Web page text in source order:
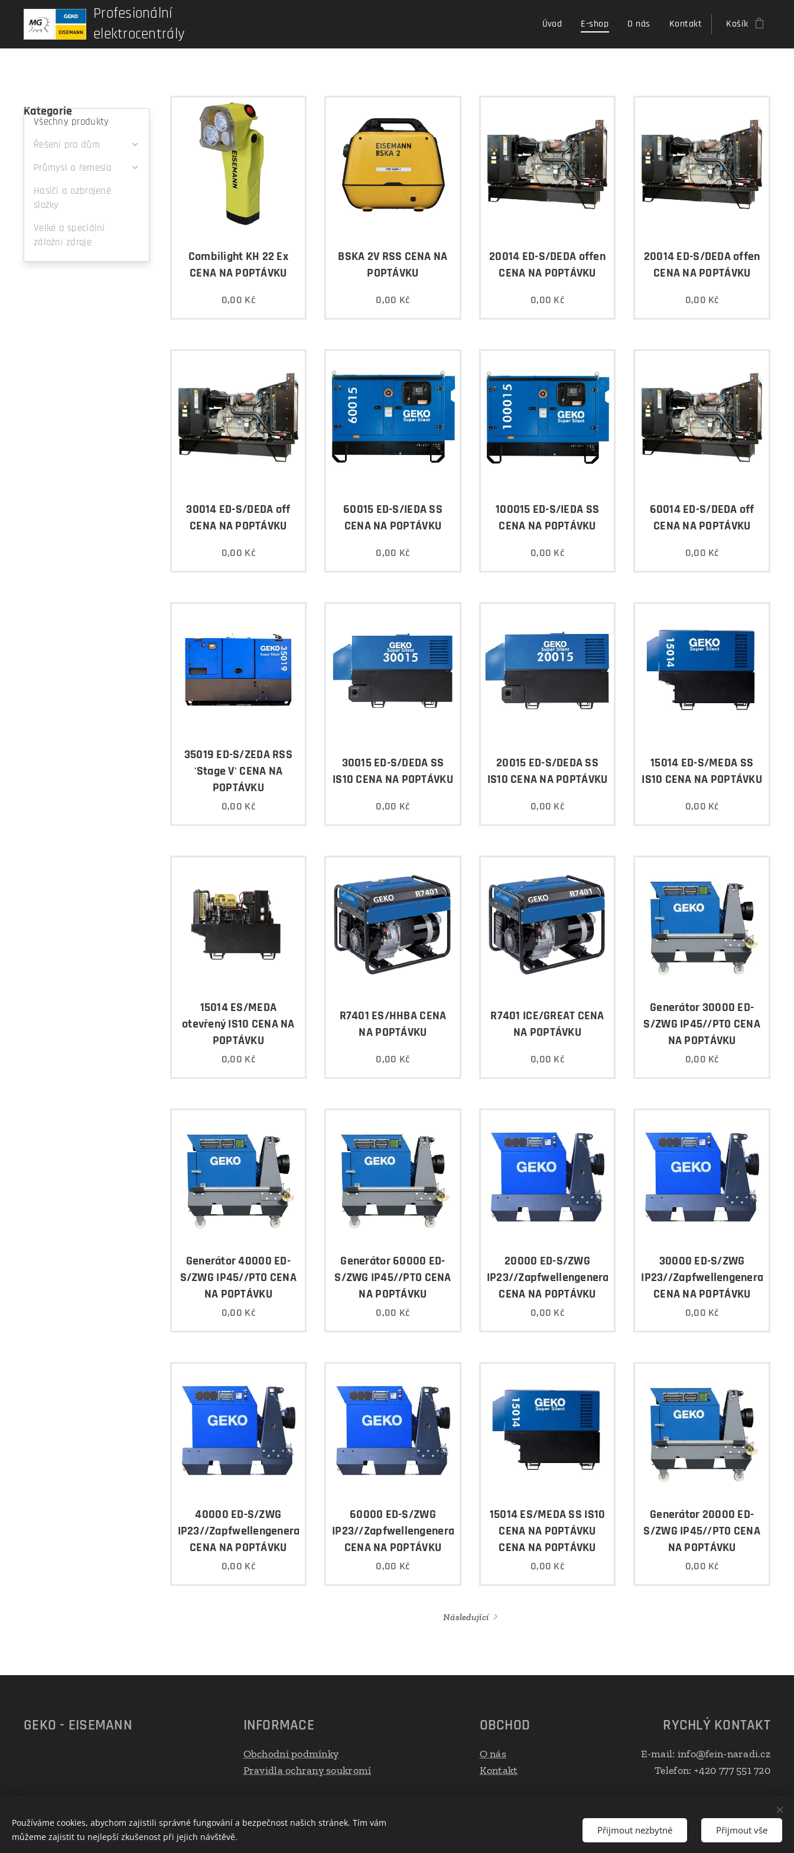
Profesionální
elektrocentrály
Úvod E-shop O nás Kontakt Košík
Kategorie
Všechny produkty
Řešení pro dům
Průmysl a řemesla
Hasiči a ozbrojené
složky
Velké a speciální
záložní zdroje
Combilight KH 22 Ex
CENA NA POPTÁVKU
0,00 Kč
BSKA 2V RSS CENA NA
POPTÁVKU
0,00 Kč
20014 ED-S/DEDA offen
CENA NA POPTÁVKU
0,00 Kč
20014 ED-S/DEDA offen
CENA NA POPTÁVKU
0,00 Kč
30014 ED-S/DEDA off
CENA NA POPTÁVKU
0,00 Kč
60015 ED-S/IEDA SS
CENA NA POPTÁVKU
0,00 Kč
100015 ED-S/IEDA SS
CENA NA POPTÁVKU
0,00 Kč
60014 ED-S/DEDA off
CENA NA POPTÁVKU
0,00 Kč
35019 ED-S/ZEDA RSS
'Stage V' CENA NA
POPTÁVKU
0,00 Kč
30015 ED-S/DEDA SS
IS10 CENA NA POPTÁVKU
0,00 Kč
20015 ED-S/DEDA SS
IS10 CENA NA POPTÁVKU
0,00 Kč
15014 ED-S/MEDA SS
IS10 CENA NA POPTÁVKU
0,00 Kč
15014 ES/MEDA
otevřený IS10 CENA NA
POPTÁVKU
0,00 Kč
R7401 ES/HHBA CENA
NA POPTÁVKU
0,00 Kč
R7401 ICE/GREAT CENA
NA POPTÁVKU
0,00 Kč
Generátor 30000 ED-
S/ZWG IP45//PTO CENA
NA POPTÁVKU
0,00 Kč
Generátor 40000 ED-
S/ZWG IP45//PTO CENA
NA POPTÁVKU
0,00 Kč
Generátor 60000 ED-
S/ZWG IP45//PTO CENA
NA POPTÁVKU
0,00 Kč
20000 ED-S/ZWG
IP23//Zapfwellengenerator
CENA NA POPTÁVKU
0,00 Kč
30000 ED-S/ZWG
IP23//Zapfwellengenerator
CENA NA POPTÁVKU
0,00 Kč
40000 ED-S/ZWG
IP23//Zapfwellengenerator
CENA NA POPTÁVKU
0,00 Kč
60000 ED-S/ZWG
IP23//Zapfwellengenerator
CENA NA POPTÁVKU
0,00 Kč
15014 ES/MEDA SS IS10
CENA NA POPTÁVKU
CENA NA POPTÁVKU
0,00 Kč
Generátor 20000 ED-
S/ZWG IP45//PTO CENA
NA POPTÁVKU
0,00 Kč
Následující
GEKO - EISEMANN INFORMACE
Obchodní podmínky
Pravidla ochrany soukromí
OBCHOD
O nás
Kontakt
RYCHLÝ KONTAKT
E-mail: info@fein-naradi.cz
Telefon: +420 777 551 720
Používáme cookies, abychom zajistili správné fungování a bezpečnost našich stránek. Tím vám
můžeme zajistit tu nejlepší zkušenost při jejich návštěvě.
Přijmout nezbytné Přijmout vše